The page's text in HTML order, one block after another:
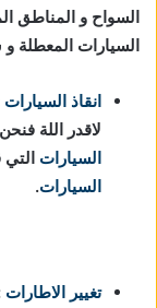
السواح و المناطق
السيارات المعطلة
انقاذ السيارات
لاقدر اللة
السيارات التي
السيارات.
تغيير الاطارات